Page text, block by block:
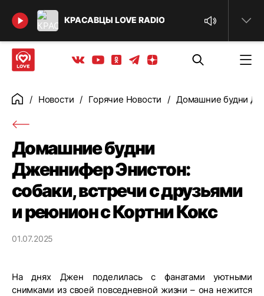
КРАСАВЦЫ LOVE RADIO
Найти
Вконтакте
YoutubeОдноклассники
ТелеграмЯндекс дзен
ГлавнаяНовости Горячие Новости Домашние будни
Домашние будни
Дженнифер Энистон:
собаки, встречи с друзьями
и реюнион с Кортни Кокс
01.07.2025
На днях Джен поделилась с фанатами уютными
снимками из своей повседневной жизни – она нежится